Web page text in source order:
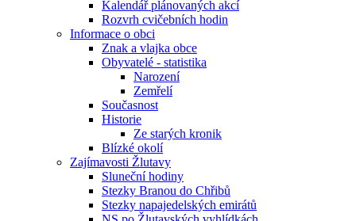
Kalendář plánovaných akcí
Rozvrh cvičebních hodin
Informace o obci
Znak a vlajka obce
Obyvatelé - statistika
Narození
Zemřelí
Současnost
Historie
Ze starých kronik
Blízké okolí
Zajímavosti Žlutavy
Sluneční hodiny
Stezky Branou do Chřibů
Stezky napajedelských emirátů